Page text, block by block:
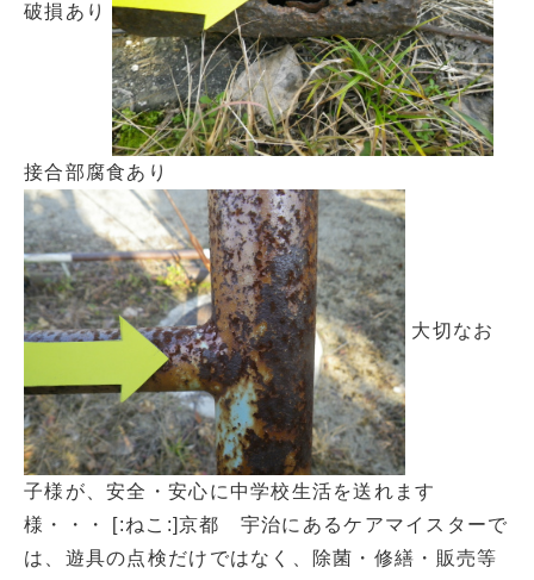
破損あり
接合部腐食あり
大切なお
子様が、安全・安心に中学校生活を送れます
様・・・ [:ねこ:]京都 宇治にあるケアマイスターで
は、遊具の点検だけではなく、除菌・修繕・販売等